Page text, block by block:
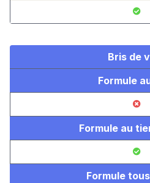
Bris de
Formule
Formule au
Formule